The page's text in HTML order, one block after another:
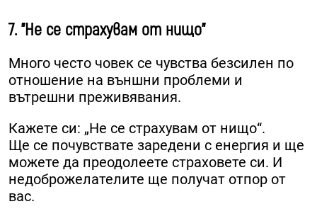
7. "Не се страхувам от нищо"
Много често човек се чувства безсилен по
отношение на външни проблеми и
вътрешни преживявания.
Кажете си: „Не се страхувам от нищо“.
Ще се почувствате заредени с енергия и ще
можете да преодолеете страховете си. И
недоброжелателите ще получат отпор от
вас.